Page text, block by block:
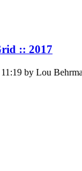
:: 2017
by Lou